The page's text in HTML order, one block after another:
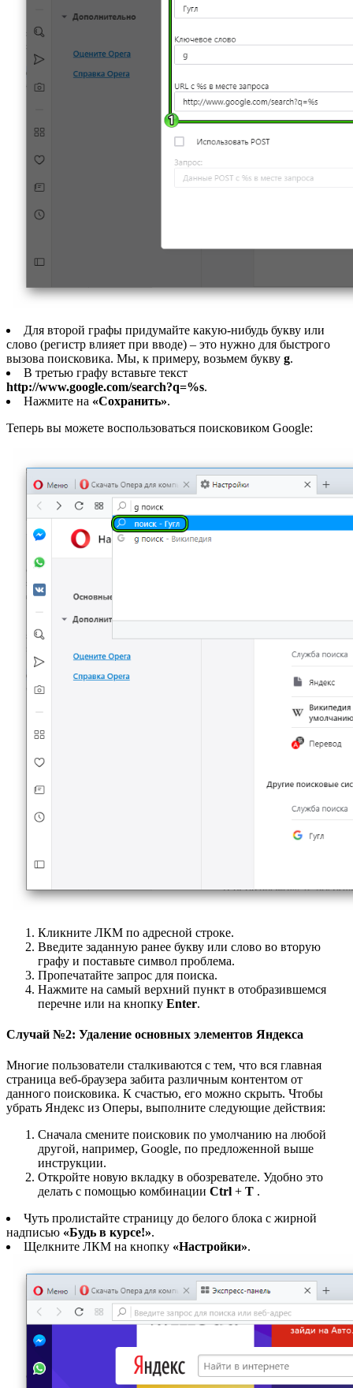
Для второй графы придумайте какую-нибудь букву или
слово (регистр влияет при вводе) – это нужно для быстрого
вызова поисковика. Мы, к примеру, возьмем букву g.
В третью графу вставьте текст
http://www.google.com/search?q=%s.
Нажмите на «Сохранить».
Теперь вы можете воспользоваться поисковиком Google:
Кликните ЛКМ по адресной строке.
Введите заданную ранее букву или слово во вторую
графу и поставьте символ проблема.
Пропечатайте запрос для поиска.
Нажмите на самый верхний пункт в отобразившемся
перечне или на кнопку Enter.
Случай №2: Удаление основных элементов Яндекса
Многие пользователи сталкиваются с тем, что вся главная
страница веб-браузера забита различным контентом от
данного поисковика. К счастью, его можно скрыть. Чтобы
убрать Яндекс из Оперы, выполните следующие действия:
Сначала смените поисковик по умолчанию на любой
другой, например, Google, по предложенной выше
инструкции.
Откройте новую вкладку в обозревателе. Удобно это
делать с помощью комбинации Ctrl + T .
Чуть пролистайте страницу до белого блока с жирной
надписью «Будь в курсе!».
Щелкните ЛКМ на кнопку «Настройки».